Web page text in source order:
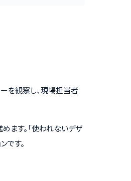
を観察し、現場担当者
ます。「使われないデザ
です。